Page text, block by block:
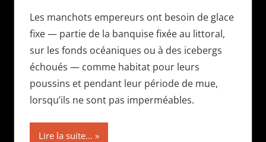
Les manchots empereurs ont besoin de glace
fixe — partie de la banquise fixée au littoral,
sur les fonds océaniques ou à des icebergs
échoués — comme habitat pour leurs
poussins et pendant leur période de mue,
lorsqu’ils ne sont pas imperméables.
Lire la suite...